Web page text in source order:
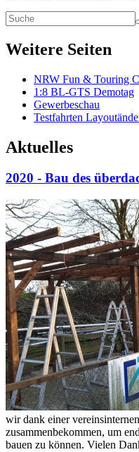
Weitere Seiten
NRW Fun & Touring
1:8 BL-GTS Demotag
Gewerbeschau
Testfahrten
Aktuelles
2020 - Bau des
wir dank einer
zusammenbekommen, um
bauen zu können. Vielen